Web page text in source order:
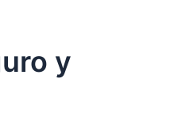
y